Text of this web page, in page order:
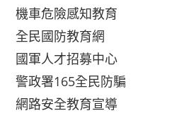
機車危險感知教育
全民國防教育網
國軍人才招募中心
警政署165全民防騙
網路安全教育宣導